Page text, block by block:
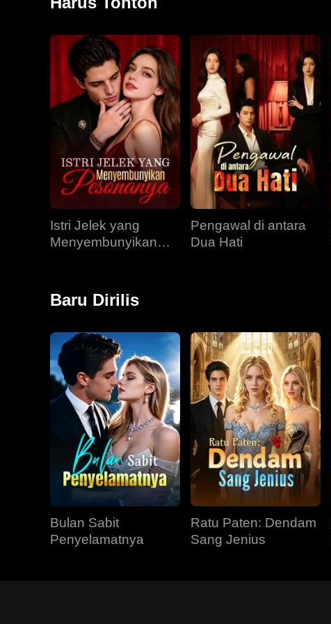
Istri Jelek yang
Menyembunyikan
Pengawal di antara
Dua Hati
Baru Dirilis
Bulan Sabit
Penyelamatnya
Ratu Paten: Dendam
Sang Jenius